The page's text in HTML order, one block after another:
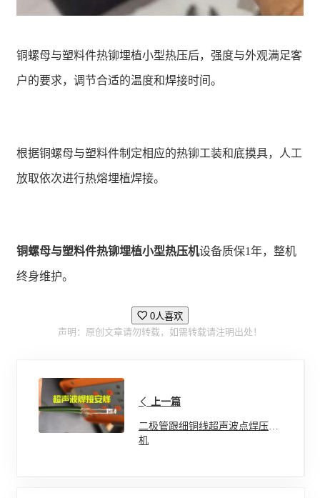
铜螺母与塑料件热铆埋植小型热压后，强度与外观满足客
户的要求，调节合适的温度和焊接时间。
根据铜螺母与塑料件制定相应的热铆工装和底摸具，人工
放取依次进行热熔埋植焊接。
铜螺母与塑料件热铆埋植小型热压机设备质保1年，整机
终身维护。
0人喜欢
声明：原创文章请勿转载，如需转载请注明出处！
上一篇
二极管跟细铜线超声波点焊压接
机